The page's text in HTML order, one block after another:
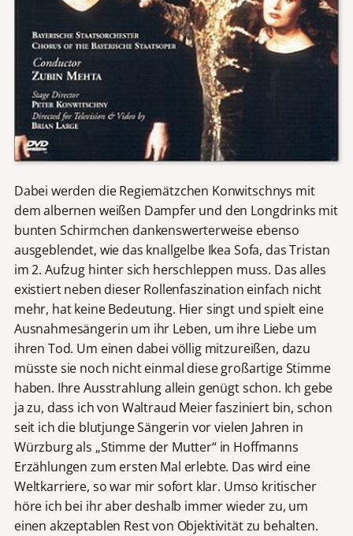
Dabei werden die Regiemätzchen Konwitschnys mit
dem albernen weißen Dampfer und den Longdrinks mit
bunten Schirmchen dankenswerterweise ebenso
ausgeblendet, wie das knallgelbe Ikea Sofa, das Tristan
im 2. Aufzug hinter sich herschleppen muss. Das alles
existiert neben dieser Rollenfaszination einfach nicht
mehr, hat keine Bedeutung. Hier singt und spielt eine
Ausnahmesängerin um ihr Leben, um ihre Liebe um
ihren Tod. Um einen dabei völlig mitzureißen, dazu
müsste sie noch nicht einmal diese großartige Stimme
haben. Ihre Ausstrahlung allein genügt schon. Ich gebe
ja zu, dass ich von Waltraud Meier fasziniert bin, schon
seit ich die blutjunge Sängerin vor vielen Jahren in
Würzburg als „Stimme der Mutter“ in Hoffmanns
Erzählungen zum ersten Mal erlebte. Das wird eine
Weltkarriere, so war mir sofort klar. Umso kritischer
höre ich bei ihr aber deshalb immer wieder zu, um
einen akzeptablen Rest von Objektivität zu behalten.